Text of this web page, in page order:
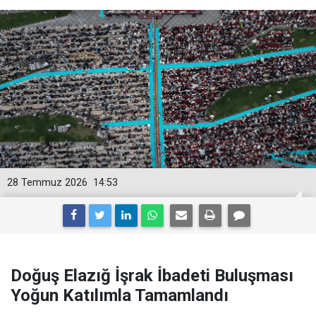
14:53
28 Temmuz 2026
Doğuş Elazığ İşrak İbadeti Buluşması
Yoğun Katılımla Tamamlandı